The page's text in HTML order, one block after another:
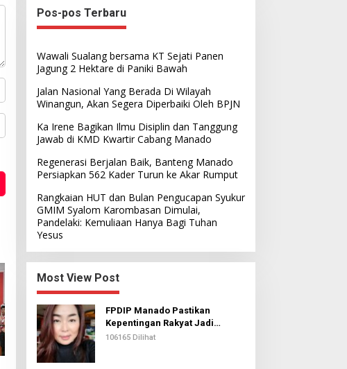
Pos-pos Terbaru
Wawali Sualang bersama KT Sejati Panen
Jagung 2 Hektare di Paniki Bawah
Jalan Nasional Yang Berada Di Wilayah
Winangun, Akan Segera Diperbaiki Oleh BPJN
Ka Irene Bagikan Ilmu Disiplin dan Tanggung
Jawab di KMD Kwartir Cabang Manado
Regenerasi Berjalan Baik, Banteng Manado
Persiapkan 562 Kader Turun ke Akar Rumput
Rangkaian HUT dan Bulan Pengucapan Syukur
GMIM Syalom Karombasan Dimulai,
Pandelaki: Kemuliaan Hanya Bagi Tuhan
Yesus
Most View Post
FPDIP Manado Pastikan
Kepentingan Rakyat Jadi
Prioritas Dalam Perjuangan
106165 Dilihat